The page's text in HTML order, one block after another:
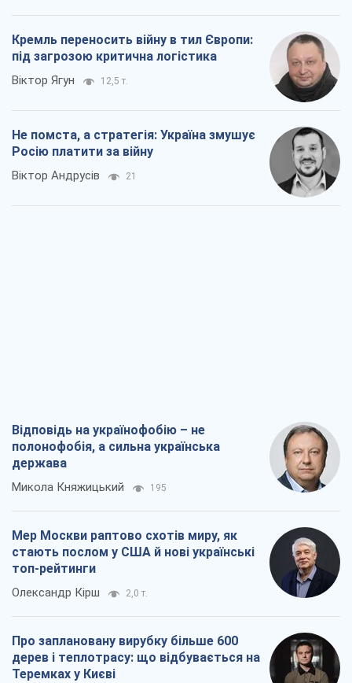
Кремль переносить війну в тил Європи:
під загрозою критична логістика
Віктор Ягун 12,5 т.
Не помста, а стратегія: Україна змушує
Росію платити за війну
Віктор Андрусів 21
Відповідь на українофобію – не
полонофобія, а сильна українська
держава
Микола Княжицький 195
Мер Москви раптово схотів миру, як
стають послом у США й нові українські
топ-рейтинги
Олександр Кірш 2,0 т.
Про заплановану вирубку більше 600
дерев і теплотрасу: що відбувається на
Теремках у Києві